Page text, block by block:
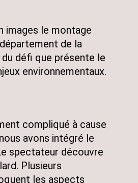
images le montage
de la
défi que présente le
environnementaux.
compliqué à cause
avons intégré le
spectateur découvre
Plusieurs
les aspects